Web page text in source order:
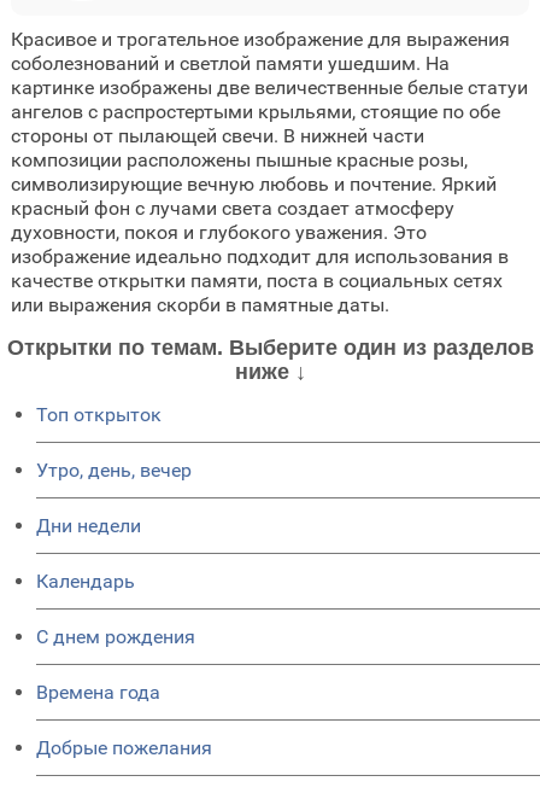
Красивое и трогательное изображение для выражения
соболезнований и светлой памяти ушедшим. На
картинке изображены две величественные белые статуи
ангелов с распростертыми крыльями, стоящие по обе
стороны от пылающей свечи. В нижней части
композиции расположены пышные красные розы,
символизирующие вечную любовь и почтение. Яркий
красный фон с лучами света создает атмосферу
духовности, покоя и глубокого уважения. Это
изображение идеально подходит для использования в
качестве открытки памяти, поста в социальных сетях
или выражения скорби в памятные даты.
Открытки по темам. Выберите один из разделов
ниже ↓
Топ открыток
Утро, день, вечер
Дни недели
Календарь
C днем рождения
Времена года
Добрые пожелания